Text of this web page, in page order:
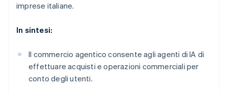
imprese italiane.
In sintesi:
Il commercio agentico consente agli agenti di IA di
effettuare acquisti e operazioni commerciali per
conto degli utenti.